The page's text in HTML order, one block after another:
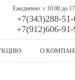
Ежедневно: с 10:00 до
+7(343)288-
+7(912)606-91-
О